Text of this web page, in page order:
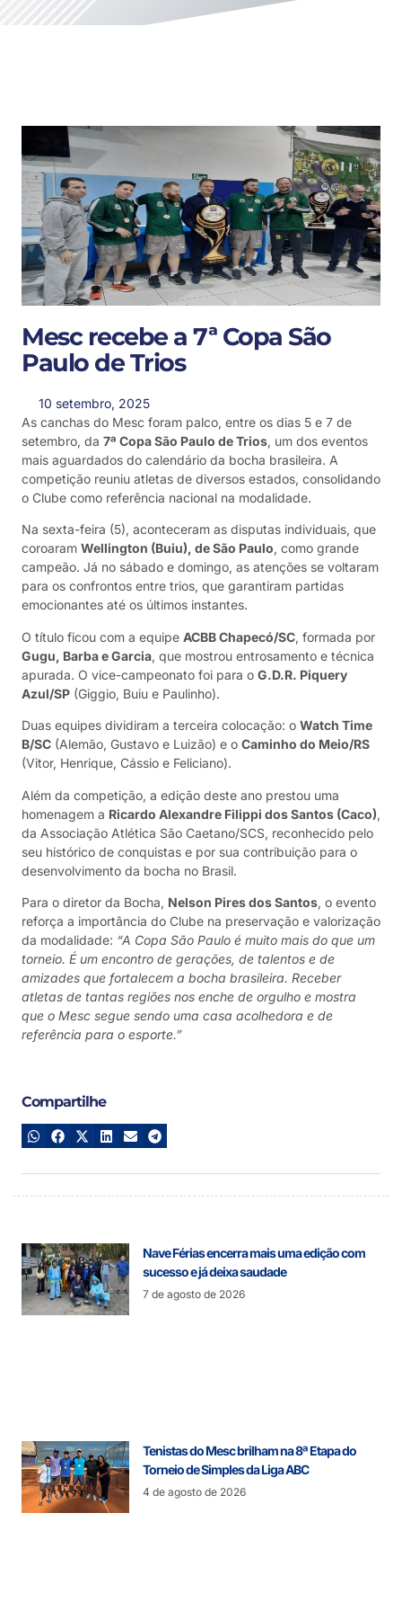
Mesc recebe a 7ª Copa São
Paulo de Trios
10 setembro, 2025
As canchas do Mesc foram palco, entre os dias 5 e 7 de
setembro, da 7ª Copa São Paulo de Trios, um dos eventos
mais aguardados do calendário da bocha brasileira. A
competição reuniu atletas de diversos estados, consolidando
o Clube como referência nacional na modalidade.
Na sexta-feira (5), aconteceram as disputas individuais, que
coroaram Wellington (Buiu), de São Paulo, como grande
campeão. Já no sábado e domingo, as atenções se voltaram
para os confrontos entre trios, que garantiram partidas
emocionantes até os últimos instantes.
O título ficou com a equipe ACBB Chapecó/SC, formada por
Gugu, Barba e Garcia, que mostrou entrosamento e técnica
apurada. O vice-campeonato foi para o G.D.R. Piquery
Azul/SP (Giggio, Buiu e Paulinho).
Duas equipes dividiram a terceira colocação: o Watch Time
B/SC (Alemão, Gustavo e Luizão) e o Caminho do Meio/RS
(Vitor, Henrique, Cássio e Feliciano).
Além da competição, a edição deste ano prestou uma
homenagem a Ricardo Alexandre Filippi dos Santos (Caco),
da Associação Atlética São Caetano/SCS, reconhecido pelo
seu histórico de conquistas e por sua contribuição para o
desenvolvimento da bocha no Brasil.
Para o diretor da Bocha, Nelson Pires dos Santos, o evento
reforça a importância do Clube na preservação e valorização
da modalidade: “A Copa São Paulo é muito mais do que um
torneio. É um encontro de gerações, de talentos e de
amizades que fortalecem a bocha brasileira. Receber
atletas de tantas regiões nos enche de orgulho e mostra
que o Mesc segue sendo uma casa acolhedora e de
referência para o esporte.”
Compartilhe
Nave Férias encerra mais uma edição com
sucesso e já deixa saudade
7 de agosto de 2026
Tenistas do Mesc brilham na 8ª Etapa do
Torneio de Simples da Liga ABC
4 de agosto de 2026